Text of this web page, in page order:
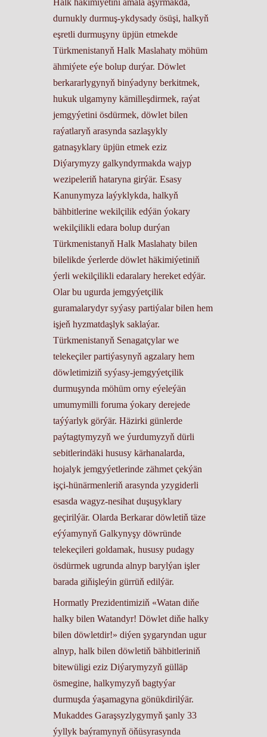
durnukly durmuş-ykdysady ösüşi, halkyň
eşretli durmuşyny üpjün etmekde
Türkmenistanyň Halk Maslahaty möhüm
ähmiýete eýe bolup durýar. Döwlet
berkararlygynyň binýadyny berkitmek,
hukuk ulgamyny kämilleşdirmek, raýat
jemgyýetini ösdürmek, döwlet bilen
raýatlaryň arasynda sazlaşykly
gatnaşyklary üpjün etmek eziz
Diýarymyzy galkyndyrmakda wajyp
wezipeleriň hataryna girýär. Esasy
Kanunymyza laýyklykda, halkyň
bähbitlerine wekilçilik edýän ýokary
wekilçilikli edara bolup durýan
Türkmenistanyň Halk Maslahaty bilen
bilelikde ýerlerde döwlet häkimiýetiniň
ýerli wekilçilikli edaralary hereket edýär.
Olar bu ugurda jemgyýetçilik
guramalarydyr syýasy partiýalar bilen hem
işjeň hyzmatdaşlyk saklaýar.
Türkmenistanyň Senagatçylar we
telekeçiler partiýasynyň agzalary hem
döwletimiziň syýasy-jemgyýetçilik
durmuşynda möhüm orny eýeleýän
umumymilli foruma ýokary derejede
taýýarlyk görýär. Häzirki günlerde
paýtagtymyzyň we ýurdumyzyň dürli
sebitlerindäki hususy kärhanalarda,
hojalyk jemgyýetlerinde zähmet çekýän
işçi-hünärmenleriň arasynda yzygiderli
esasda wagyz-nesihat duşuşyklary
geçirilýär. Olarda Berkarar döwletiň täze
eýýamynyň Galkynyşy döwründe
telekeçileri goldamak, hususy pudagy
ösdürmek ugrunda alnyp barylýan işler
barada giňişleýin gürrüň edilýär.
Hormatly Prezidentimiziň «Watan diňe
halky bilen Watandyr! Döwlet diňe halky
bilen döwletdir!» diýen şygaryndan ugur
alnyp, halk bilen döwletiň bähbitleriniň
bitewüligi eziz Diýarymyzyň gülläp
ösmegine, halkymyzyň bagtyýar
durmuşda ýaşamagyna gönükdirilýär.
Mukaddes Garaşsyzlygymyň şanly 33
ýyllyk baýramynyň öňüsyrasynda